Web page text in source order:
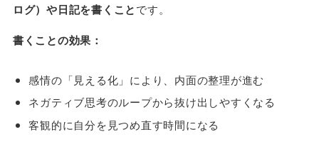
ログ）や日記を書くことです。
書くことの効果：
感情の「見える化」により、内面の整理が進む
ネガティブ思考のループから抜け出しやすくなる
客観的に自分を見つめ直す時間になる